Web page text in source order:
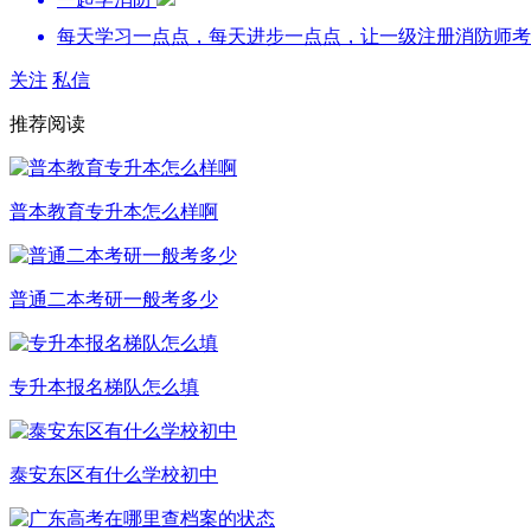
每天学习一点点，每天进步一点点，让一级注册消防师
关注 私信
推荐阅读
普本教育专升本怎么样啊
普通二本考研一般考多少
专升本报名梯队怎么填
泰安东区有什么学校初中